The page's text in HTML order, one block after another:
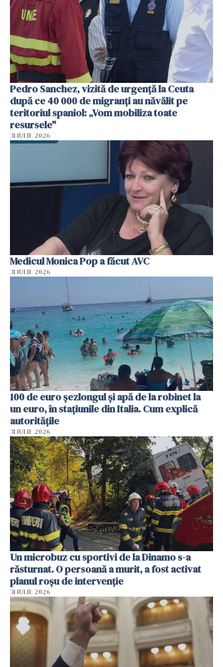
Pedro Sanchez, vizită de urgență la Ceuta
după ce 40 000 de migranți au năvălit pe
teritoriul spaniol: „Vom mobiliza toate
resursele"
31 IULIE 2026
Medicul Monica Pop a făcut AVC
31 IULIE 2026
100 de euro șezlongul și apă de la robinet la
un euro, în stațiunile din Italia. Cum explică
autoritățile
31 IULIE 2026
Un microbuz cu sportivi de la Dinamo s-a
răsturnat. O persoană a murit, a fost activat
planul roșu de intervenție
31 IULIE 2026